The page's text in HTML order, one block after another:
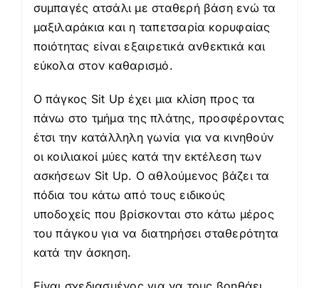
συμπαγές ατσάλι με σταθερή βάση ενώ τα
μαξιλαράκια και η ταπετσαρία κορυφαίας
ποιότητας είναι εξαιρετικά ανθεκτικά και
εύκολα στον καθαρισμό.
Ο πάγκος Sit Up έχει μια κλίση προς τα
πάνω στο τμήμα της πλάτης, προσφέροντας
έτσι την κατάλληλη γωνία για να κινηθούν
οι κοιλιακοί μύες κατά την εκτέλεση των
ασκήσεων Sit Up. Ο αθλούμενος βάζει τα
πόδια του κάτω από τους ειδικούς
υποδοχείς που βρίσκονται στο κάτω μέρος
του πάγκου για να διατηρήσει σταθερότητα
κατά την άσκηση.